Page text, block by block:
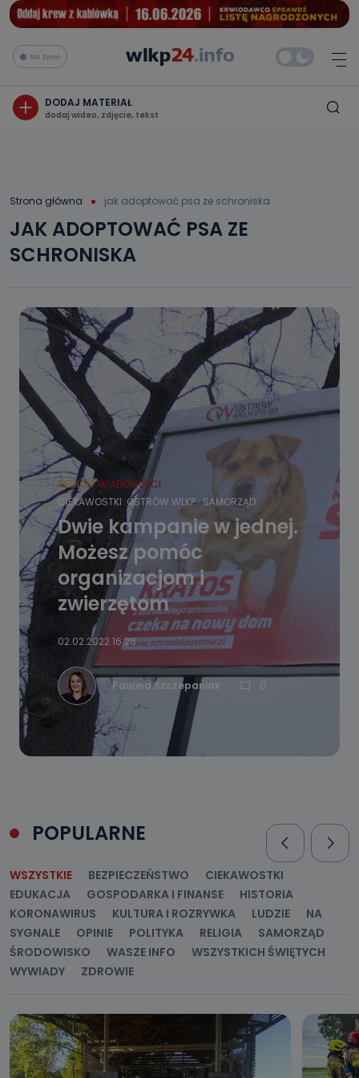
Na żywo
DODAJ MATERIAŁ
dodaj wideo, zdjęcie, tekst
Strona główna jak adoptować psa ze schroniska
JAK ADOPTOWAĆ PSA ZE
SCHRONISKA
REGION WIADOMOŚCI
CIEKAWOSTKI OSTRÓW WLKP. SAMORZĄD
Dwie kampanie w jednej.
Możesz pomóc
organizacjom i
zwierzętom
02.02.2022 16:26
Paulina Szczepaniak 0
POPULARNE
WSZYSTKIE BEZPIECZEŃSTWO
CIEKAWOSTKI
EDUKACJA
GOSPODARKA I FINANSE
HISTORIA
KORONAWIRUS
KULTURA I ROZRYWKA LUDZIE
NA
SYGNALE
OPINIE POLITYKA RELIGIA
SAMORZĄD
ŚRODOWISKO
WASZE INFO
WSZYSTKICH ŚWIĘTYCH
WYWIADY
ZDROWIE